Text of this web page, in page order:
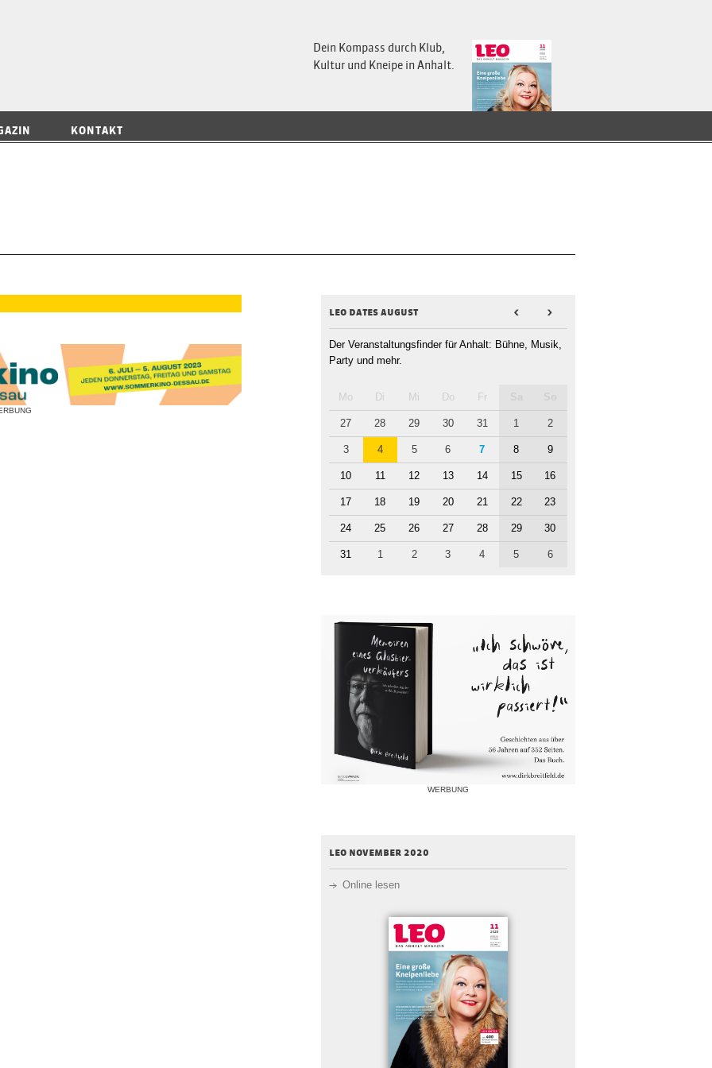
Dein Kompass durch Klub,
Kultur und Kneipe in Anhalt.
KONTAKT
leo dates august < >
Der Veranstaltungsfinder für Anhalt: Bühne, Musik,
Party und mehr.
Mo Di Mi Do Fr
27 28 29 30 31 1 2
3 4 5 6 7 8 9
10 11 12 13 14 15 16
17 18 19 20 21 22 23
24 25 26 27 28 29 30
31 1 2 3 4 5 6
WERBUNG
leo november 2020
Online lesen